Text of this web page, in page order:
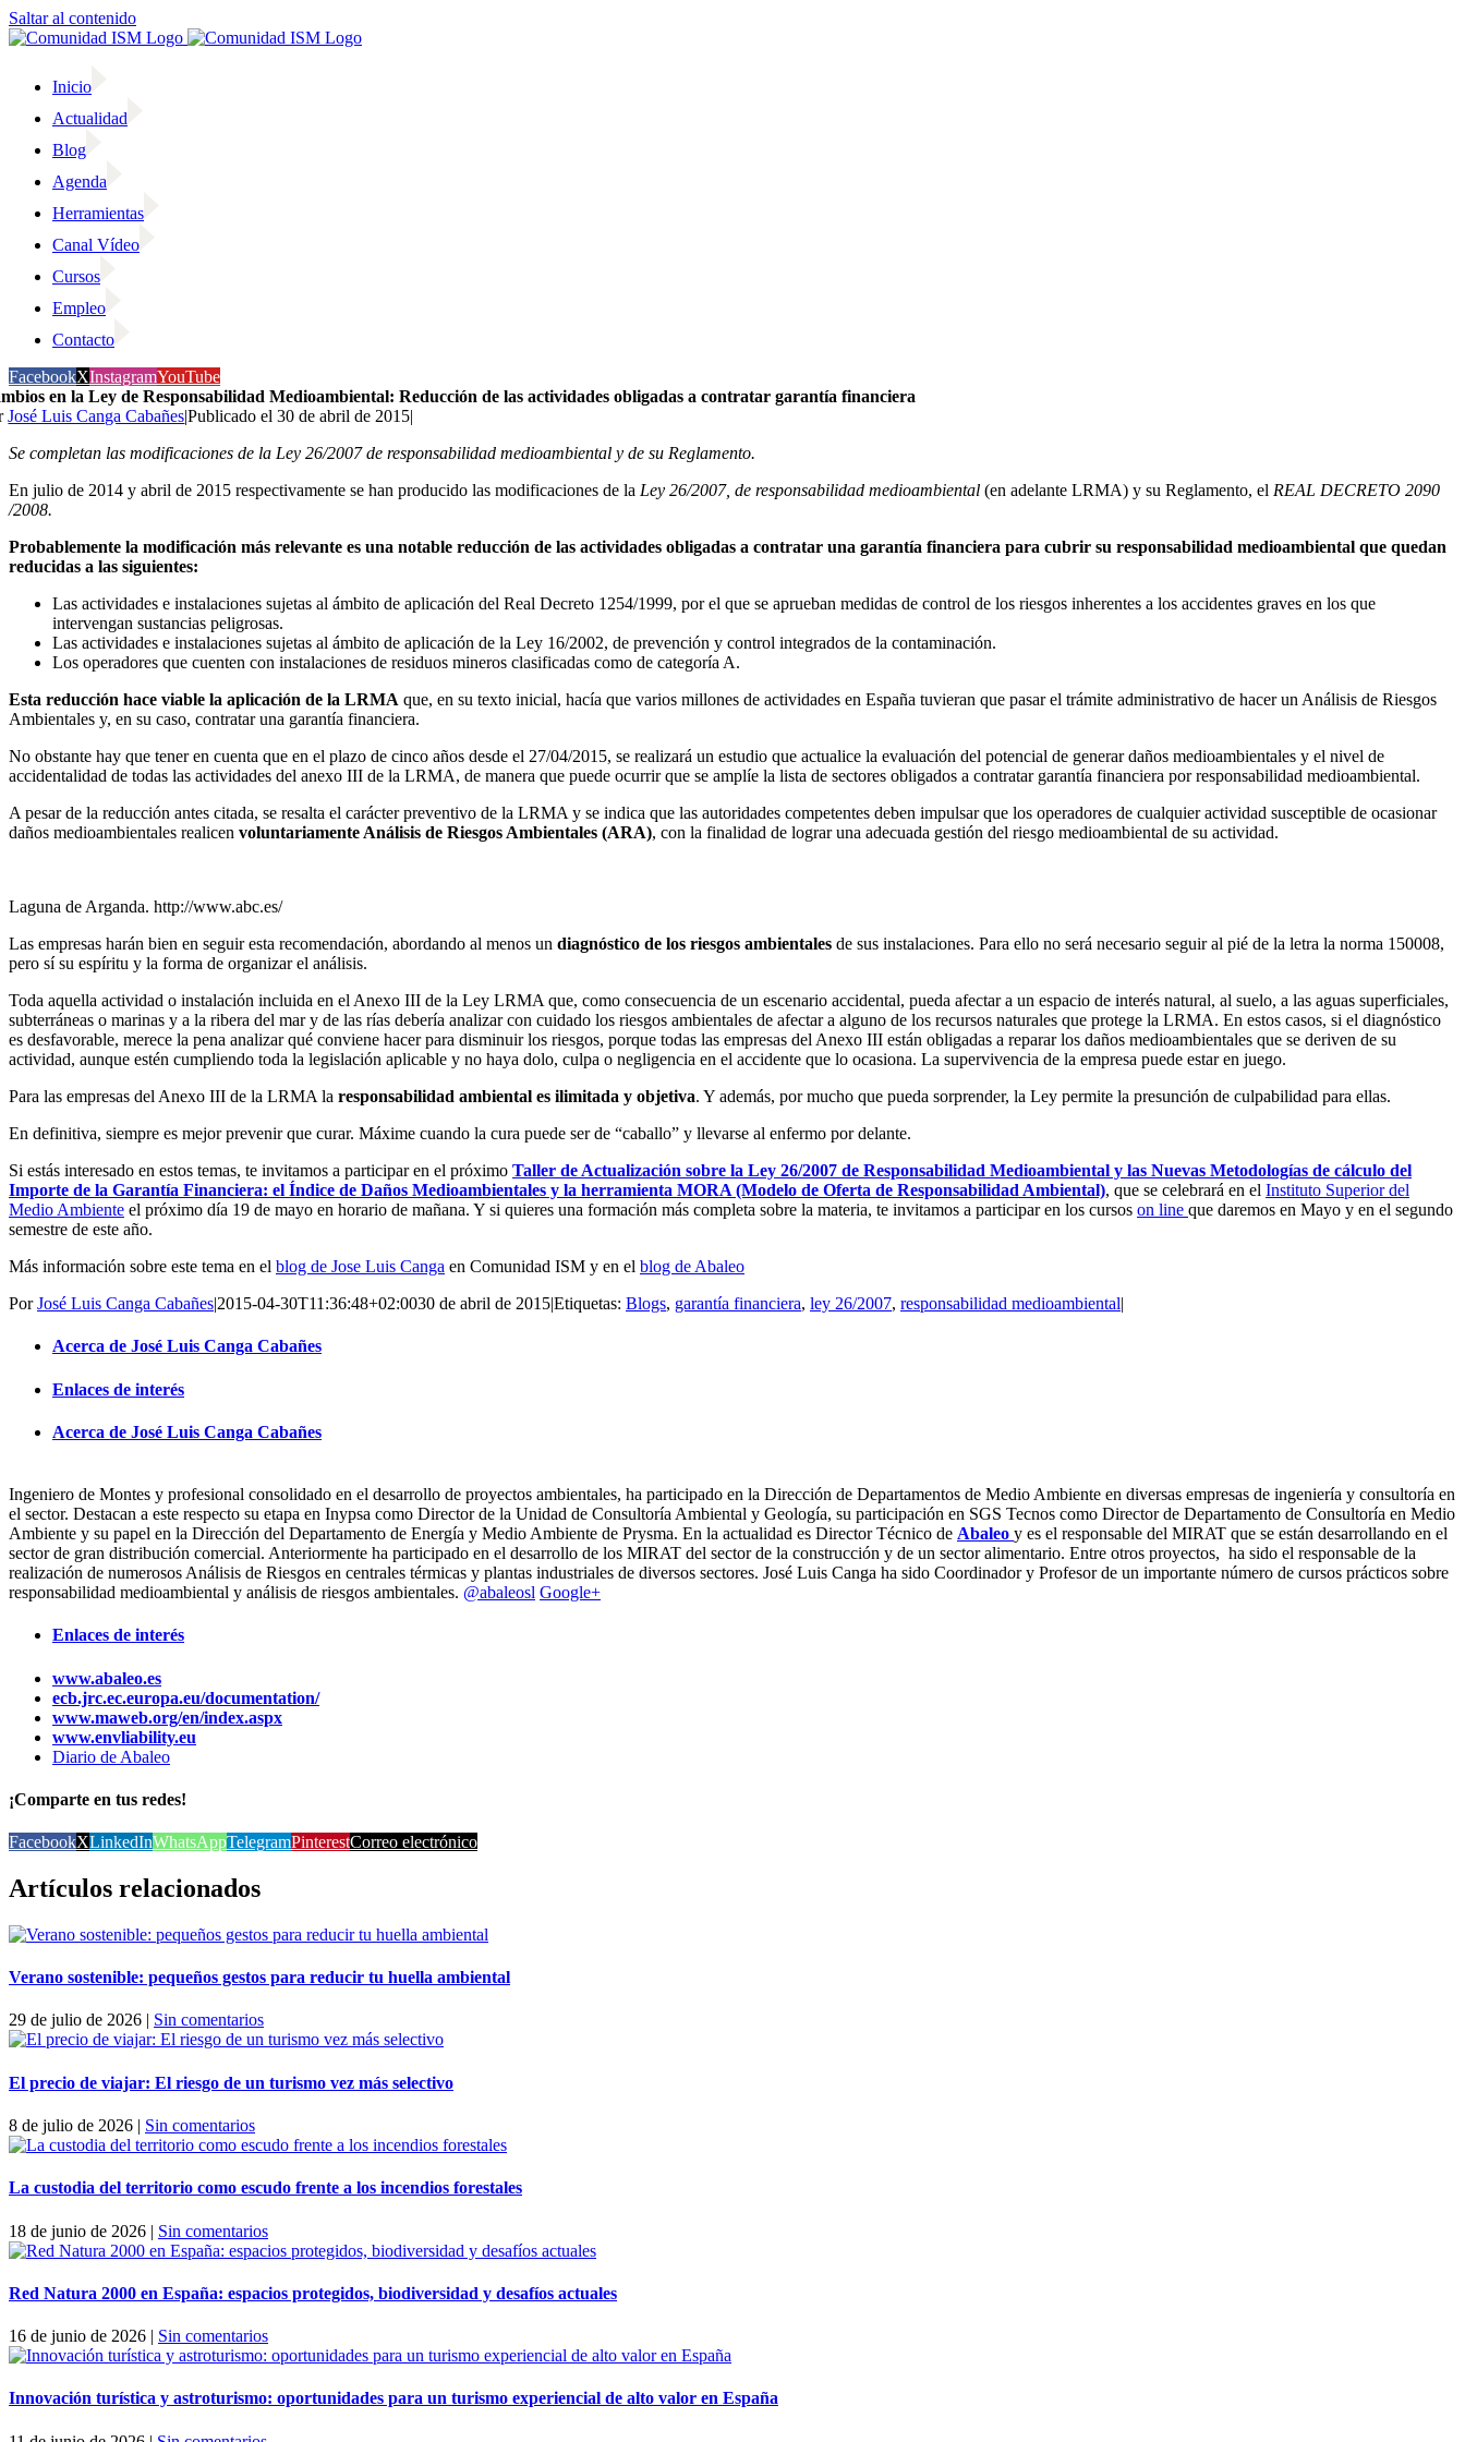
Saltar al contenido
Inicio
Actualidad
Blog
Agenda
Herramientas
Canal Vídeo
Cursos
Empleo
Contacto
FacebookXInstagramYouTube
en la Ley de Responsabilidad Medioambiental: Reducción de las actividades obligadas a contratar garantía financiera
José Luis Canga Cabañes|Publicado el 30 de abril de 2015|
Se completan las modificaciones de la Ley 26/2007 de responsabilidad medioambiental y de su Reglamento.
En julio de 2014 y abril de 2015 respectivamente se han producido las modificaciones de la Ley 26/2007, de responsabilidad medioambiental (en adelante LRMA) y su Reglamento, el REAL DECRETO 2090
/2008.
Probablemente la modificación más relevante es una notable reducción de las actividades obligadas a contratar una garantía financiera para cubrir su responsabilidad medioambiental que quedan
reducidas a las siguientes:
Las actividades e instalaciones sujetas al ámbito de aplicación del Real Decreto 1254/1999, por el que se aprueban medidas de control de los riesgos inherentes a los accidentes graves en los que
intervengan sustancias peligrosas.
Las actividades e instalaciones sujetas al ámbito de aplicación de la Ley 16/2002, de prevención y control integrados de la contaminación.
Los operadores que cuenten con instalaciones de residuos mineros clasificadas como de categoría A.
Esta reducción hace viable la aplicación de la LRMA que, en su texto inicial, hacía que varios millones de actividades en España tuvieran que pasar el trámite administrativo de hacer un Análisis de Riesgos
Ambientales y, en su caso, contratar una garantía financiera.
No obstante hay que tener en cuenta que en el plazo de cinco años desde el 27/04/2015, se realizará un estudio que actualice la evaluación del potencial de generar daños medioambientales y el nivel de
accidentalidad de todas las actividades del anexo III de la LRMA, de manera que puede ocurrir que se amplíe la lista de sectores obligados a contratar garantía financiera por responsabilidad medioambiental.
A pesar de la reducción antes citada, se resalta el carácter preventivo de la LRMA y se indica que las autoridades competentes deben impulsar que los operadores de cualquier actividad susceptible de ocasionar
daños medioambientales realicen voluntariamente Análisis de Riesgos Ambientales (ARA), con la finalidad de lograr una adecuada gestión del riesgo medioambiental de su actividad.
Laguna de Arganda. http://www.abc.es/
Las empresas harán bien en seguir esta recomendación, abordando al menos un diagnóstico de los riesgos ambientales de sus instalaciones. Para ello no será necesario seguir al pié de la letra la norma 150008,
pero sí su espíritu y la forma de organizar el análisis.
Toda aquella actividad o instalación incluida en el Anexo III de la Ley LRMA que, como consecuencia de un escenario accidental, pueda afectar a un espacio de interés natural, al suelo, a las aguas superficiales,
subterráneas o marinas y a la ribera del mar y de las rías debería analizar con cuidado los riesgos ambientales de afectar a alguno de los recursos naturales que protege la LRMA. En estos casos, si el diagnóstico
es desfavorable, merece la pena analizar qué conviene hacer para disminuir los riesgos, porque todas las empresas del Anexo III están obligadas a reparar los daños medioambientales que se deriven de su
actividad, aunque estén cumpliendo toda la legislación aplicable y no haya dolo, culpa o negligencia en el accidente que lo ocasiona. La supervivencia de la empresa puede estar en juego.
Para las empresas del Anexo III de la LRMA la responsabilidad ambiental es ilimitada y objetiva. Y además, por mucho que pueda sorprender, la Ley permite la presunción de culpabilidad para ellas.
En definitiva, siempre es mejor prevenir que curar. Máxime cuando la cura puede ser de “caballo” y llevarse al enfermo por delante.
Si estás interesado en estos temas, te invitamos a participar en el próximo Taller de Actualización sobre la Ley 26/2007 de Responsabilidad Medioambiental y las Nuevas Metodologías de cálculo del
Importe de la Garantía Financiera: el Índice de Daños Medioambientales y la herramienta MORA (Modelo de Oferta de Responsabilidad Ambiental), que se celebrará en el Instituto Superior del
Medio Ambiente el próximo día 19 de mayo en horario de mañana. Y si quieres una formación más completa sobre la materia, te invitamos a participar en los cursos on line que daremos en Mayo y en el segundo
semestre de este año.
Más información sobre este tema en el blog de Jose Luis Canga en Comunidad ISM y en el blog de Abaleo
PorJosé Luis Canga Cabañes|2015-04-30T11:36:48+02:0030 de abril de 2015|Etiquetas: Blogs, garantía financiera, ley 26/2007, responsabilidad medioambiental|
Acerca de José Luis Canga Cabañes
Enlaces de interés
Acerca de José Luis Canga Cabañes
Ingeniero de Montes y profesional consolidado en el desarrollo de proyectos ambientales, ha participado en la Dirección de Departamentos de Medio Ambiente en diversas empresas de ingeniería y consultoría en
el sector. Destacan a este respecto su etapa en Inypsa como Director de la Unidad de Consultoría Ambiental y Geología, su participación en SGS Tecnos como Director de Departamento de Consultoría en Medio
Ambiente y su papel en la Dirección del Departamento de Energía y Medio Ambiente de Prysma. En la actualidad es Director Técnico de Abaleo y es el responsable del MIRAT que se están desarrollando en el
sector de gran distribución comercial. Anteriormente ha participado en el desarrollo de los MIRAT del sector de la construcción y de un sector alimentario. Entre otros proyectos, ha sido el responsable de la
realización de numerosos Análisis de Riesgos en centrales térmicas y plantas industriales de diversos sectores. José Luis Canga ha sido Coordinador y Profesor de un importante número de cursos prácticos sobre
responsabilidad medioambiental y análisis de riesgos ambientales. @abaleosl Google+
Enlaces de interés
www.abaleo.es
ecb.jrc.ec.europa.eu/documentation/
www.maweb.org/en/index.aspx
www.envliability.eu
Diario de Abaleo
¡Comparte en tus redes!
FacebookXLinkedInWhatsAppTelegramPinterestCorreo electrónico
Artículos relacionados
Verano sostenible: pequeños gestos para reducir tu huella ambiental
29 de julio de 2026 Sin comentarios
El precio de viajar: El riesgo de un turismo vez más selectivo
8 de julio de 2026 | Sin comentarios
La custodia del territorio como escudo frente a los incendios forestales
18 de junio de 2026 | Sin comentarios
Red Natura 2000 en España: espacios protegidos, biodiversidad y desafíos actuales
16 de junio de 2026 | Sin comentarios
Innovación turística y astroturismo: oportunidades para un turismo experiencial de alto valor en España